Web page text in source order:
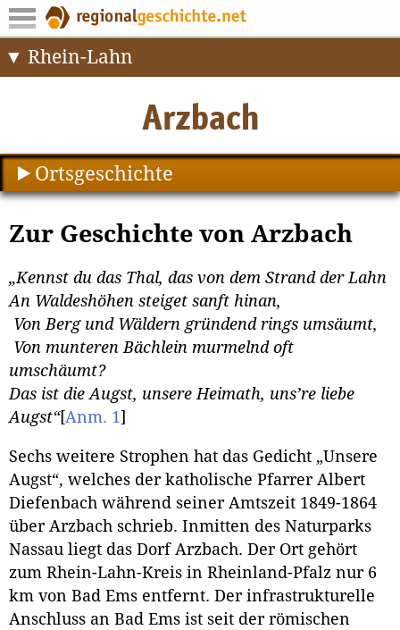
Rhein-Lahn
Ortsgeschichte
Zur Geschichte von Arzbach
„Kennst du das Thal, das von dem Strand der Lahn
An Waldeshöhen steiget sanft hinan,
Von Berg und Wäldern gründend rings umsäumt,
Von munteren Bächlein murmelnd oft
umschäumt?
Das ist die Augst, unsere Heimath, uns’re liebe
Augst“[Anm. 1]
Sechs weitere Strophen hat das Gedicht „Unsere
Augst“, welches der katholische Pfarrer Albert
Diefenbach während seiner Amtszeit 1849-1864
über Arzbach schrieb. Inmitten des Naturparks
Nassau liegt das Dorf Arzbach. Der Ort gehört
zum Rhein-Lahn-Kreis in Rheinland-Pfalz nur 6
km von Bad Ems entfernt. Der infrastrukturelle
Anschluss an Bad Ems ist seit der römischen